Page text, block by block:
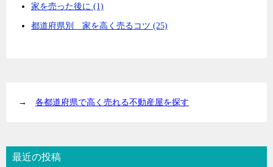
家を売った後に (1)
都道府県別 家を高く売るコツ (25)
→ 各都道府県で高く売れる不動産屋を探す
最近の投稿